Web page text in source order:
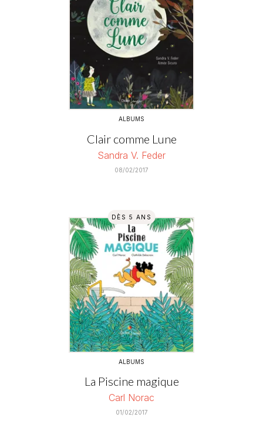
ALBUMS
Clair comme Lune
Sandra V. Feder
08/02/2017
DÈS 5 ANS
ALBUMS
La Piscine magique
Carl Norac
01/02/2017